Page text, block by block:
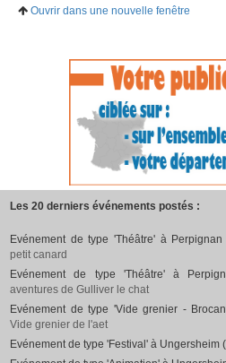
Ouvrir dans une nouvelle fenêtre
Les 20 derniers événements postés :
Evénement de type 'Théâtre' à
petit canard
Evénement de type 'Théâtre' à
aventures de Gulliver le chat
Evénement de type 'Vide grenier -
Vide grenier de l'aet
Evénement de type 'Festival' à Ungersheim